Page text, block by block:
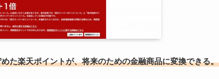
た楽天ポイントが、将来のための金融商品に変換できる。